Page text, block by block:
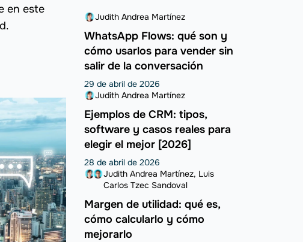
en este
Judith Andrea Martínez
WhatsApp Flows: qué son y
cómo usarlos para vender sin
salir de la conversación
29 de abril de 2026
Judith Andrea Martínez
Ejemplos de CRM: tipos,
software y casos reales para
elegir el mejor [2026]
28 de abril de 2026
Judith Andrea Martínez Luis
Carlos Tzec Sandoval
Margen de utilidad: qué es,
cómo calcularlo y cómo
mejorarlo